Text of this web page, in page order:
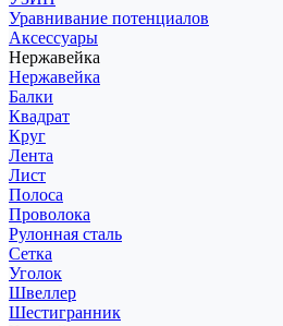
Уравнивание потенциалов
Аксессуары
Нержавейка
Нержавейка
Балки
Квадрат
Круг
Лента
Лист
Полоса
Проволока
Рулонная сталь
Сетка
Уголок
Швеллер
Шестигранник